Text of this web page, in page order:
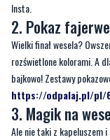
Insta.
2. Pokaz
Wielki finał wesela?
rozświetlone kolorami. A
bajkowo! Zestawy
https://odpalaj.pl/pl/
3. Magik na
Ale nie taki z kapeluszem